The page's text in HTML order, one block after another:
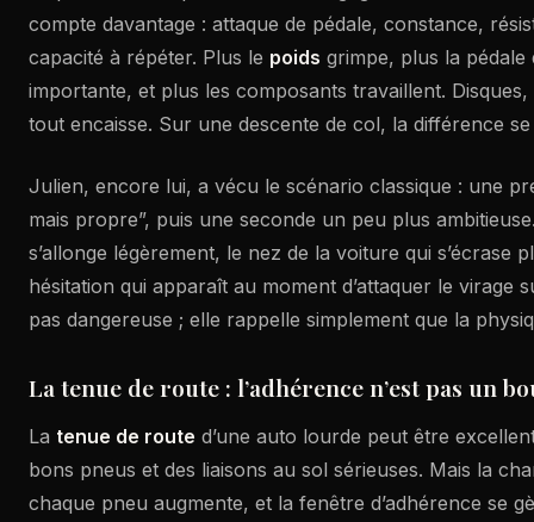
compte davantage : attaque de pédale, constance,
capacité à répéter. Plus le poids grimpe, plus la
importante, et plus les composants travaillent. Disques,
tout encaisse. Sur une descente de col, la différence
Julien, encore lui, a vécu le scénario classique : une
mais propre”, puis une seconde un peu plus
s’allonge légèrement, le nez de la voiture qui s’écrase
hésitation qui apparaît au moment d’attaquer le virage
pas dangereuse ; elle rappelle simplement que la
La tenue de route : l’adhérence n’est pas un
La tenue de route d’une auto lourde peut être
bons pneus et des liaisons au sol sérieuses. Mais la
chaque pneu augmente, et la fenêtre d’adhérence se